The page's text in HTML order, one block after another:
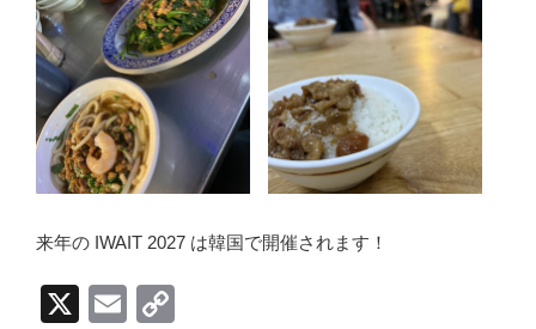
来年の IWAIT 2027 は韓国で開催されます！
X
E